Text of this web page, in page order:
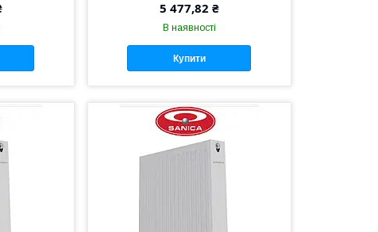
5 477,82 ₴
В наявності
Купити